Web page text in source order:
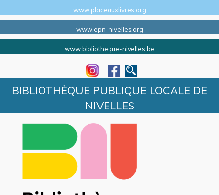
www.placeauxlivres.org
www.epn-nivelles.org
www.bibliotheque-nivelles.be
BIBLIOTHÈQUE PUBLIQUE LOCALE DE
NIVELLES